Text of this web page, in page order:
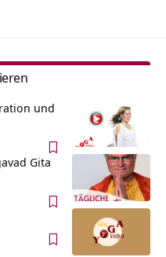
und
Gita